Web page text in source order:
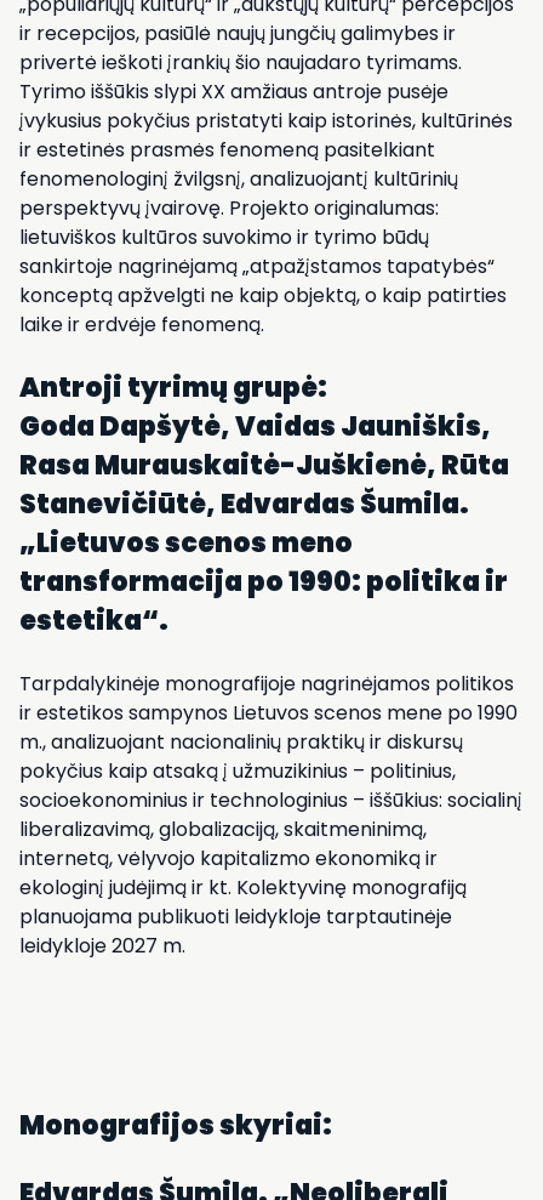
ir recepcijos, pasiūlė naujų jungčių galimybes ir
privertė ieškoti įrankių šio naujadaro tyrimams.
Tyrimo iššūkis slypi XX amžiaus antroje pusėje
įvykusius pokyčius pristatyti kaip istorinės, kultūrinės
ir estetinės prasmės fenomeną pasitelkiant
fenomenologinį žvilgsnį, analizuojantį kultūrinių
perspektyvų įvairovę. Projekto originalumas:
lietuviškos kultūros suvokimo ir tyrimo būdų
sankirtoje nagrinėjamą „atpažįstamos tapatybės“
konceptą apžvelgti ne kaip objektą, o kaip patirties
laike ir erdvėje fenomeną.
Antroji tyrimų grupė:
Goda Dapšytė, Vaidas Jauniškis,
Rasa Murauskaitė-Juškienė, Rūta
Stanevičiūtė, Edvardas Šumila.
„Lietuvos scenos meno
transformacija po 1990: politika ir
estetika“.
Tarpdalykinėje monografijoje nagrinėjamos politikos
ir estetikos sampynos Lietuvos scenos mene po 1990
m., analizuojant nacionalinių praktikų ir diskursų
pokyčius kaip atsaką į užmuzikinius – politinius,
socioekonominius ir technologinius – iššūkius: socialinį
liberalizavimą, globalizaciją, skaitmeninimą,
internetą, vėlyvojo kapitalizmo ekonomiką ir
ekologinį judėjimą ir kt. Kolektyvinę monografiją
planuojama publikuoti leidykloje tarptautinėje
leidykloje 2027 m.
Monografijos skyriai: